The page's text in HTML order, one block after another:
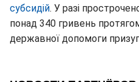
субсидій. У разі
понад 340 гривень
державної допомоги